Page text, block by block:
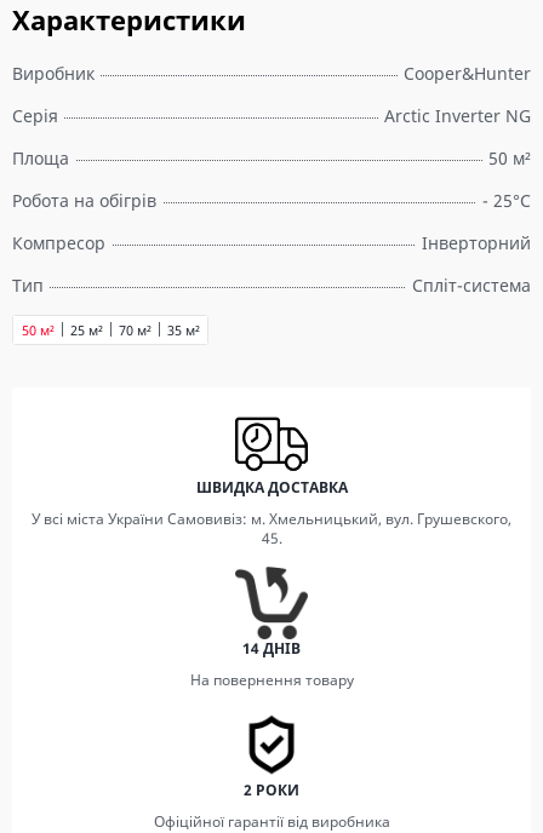
Характеристики
Виробник
Cooper&Hunter
Серія
Arctic Inverter NG
Площа
50 м²
Робота на обігрів
- 25°C
Компресор
Інверторний
Тип
Спліт-система
25 м² 70 м² 35 м²
50 м²
ШВИДКА ДОСТАВКА
У всі міста України Самовивіз: м. Хмельницький, вул. Грушевского,
45.
14 ДНІВ
На повернення товару
2 РОКИ
Офіційної гарантії від виробника